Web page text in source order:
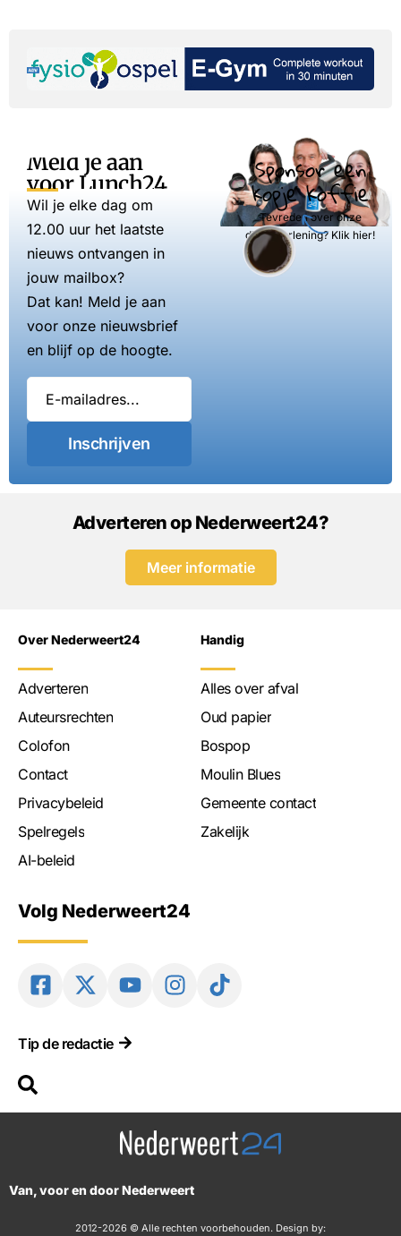
Meld je aan
voor Lunch24
Wil je elke dag om
12.00 uur het laatste
nieuws ontvangen in
jouw mailbox?
Dat kan! Meld je aan
voor onze nieuwsbrief
en blijf op de hoogte.
Inschrijven
Sponsor een
kopje koffie
Tevreden over onze
dienstverlening? Klik hier!
Adverteren op Nederweert24?
Meer informatie
Over Nederweert24
Adverteren
Auteursrechten
Colofon
Contact
Privacybeleid
Spelregels
AI-beleid
Handig
Alles over afval
Oud papier
Bospop
Moulin Blues
Gemeente contact
Zakelijk
Volg Nederweert24
Tip de redactie
Van, voor en door Nederweert
2012-2026 © Alle rechten voorbehouden. Design by: